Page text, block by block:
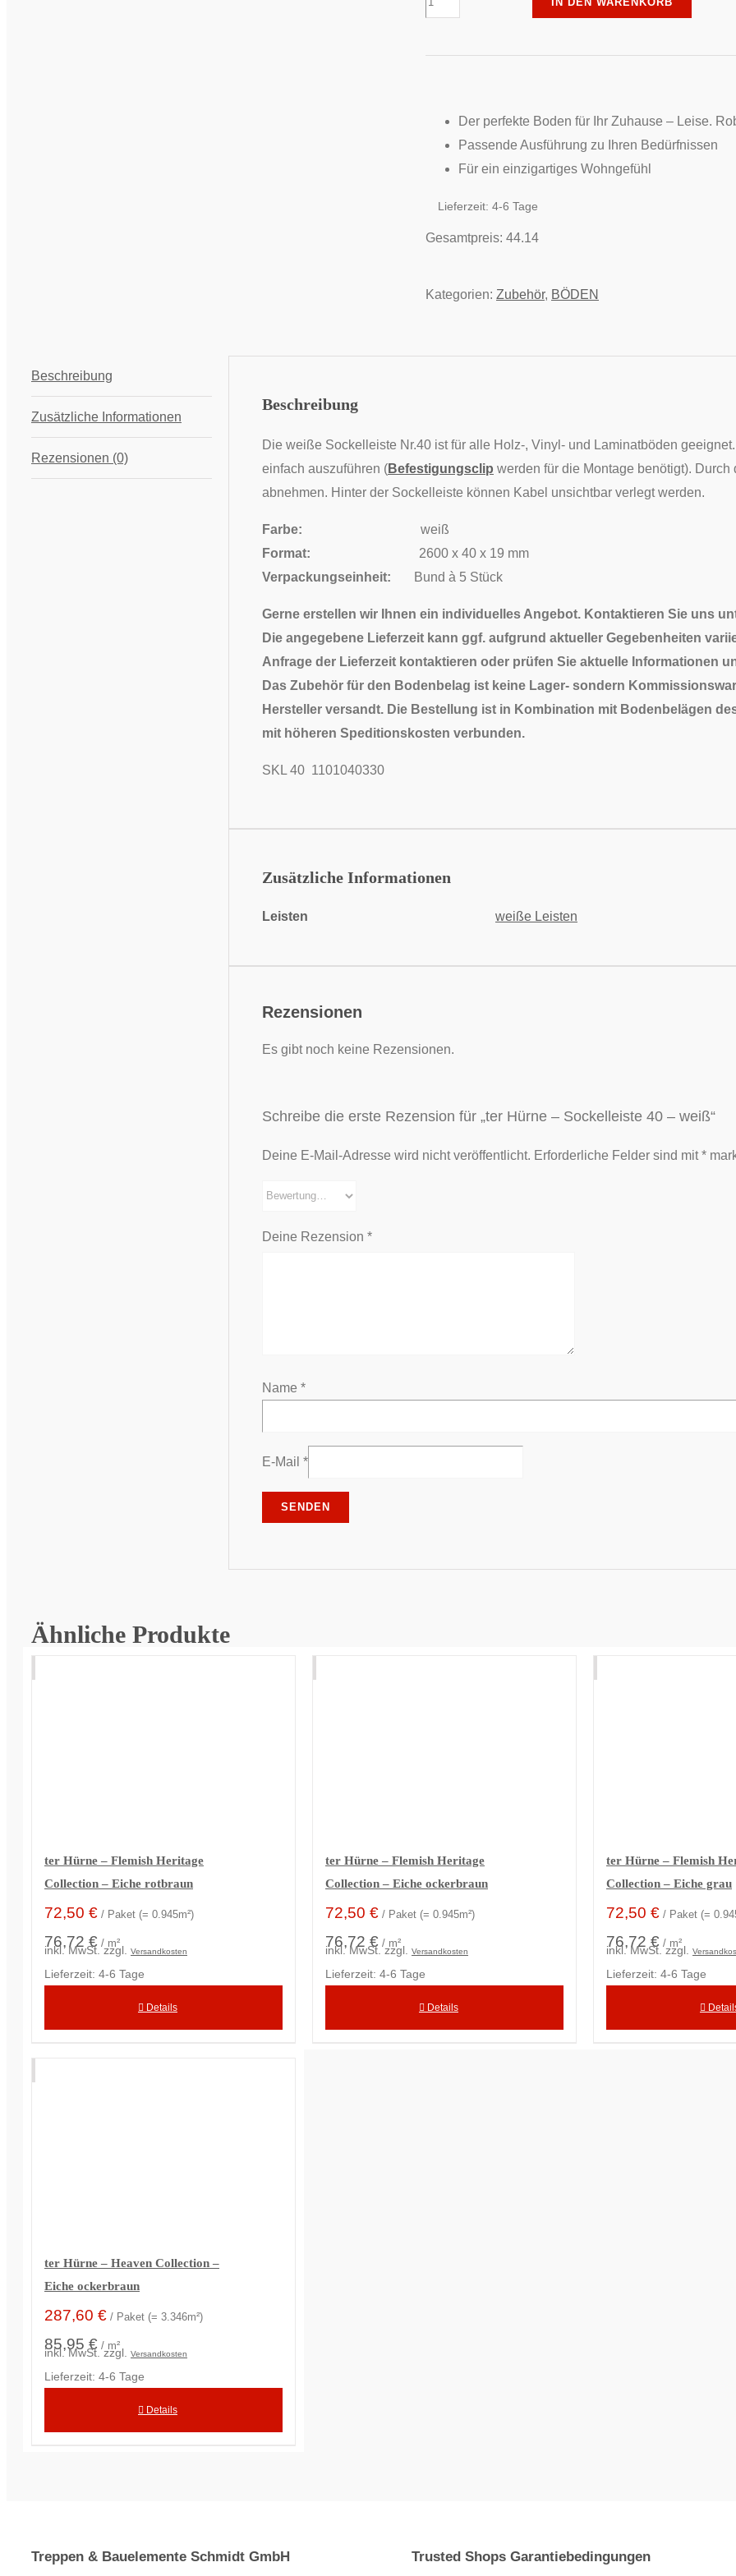
Hürne
weiß
Menge
Der perfekte Boden für Ihr Zuhause – Leise.
Passende Ausführung zu Ihren Bedürfnissen
Für ein einzigartiges Wohngefühl
Lieferzeit: 4-6 Tage
Gesamtpreis: 44.14
Kategorien: Zubehör, BÖDEN
Beschreibung
Zusätzliche Informationen
Rezensionen (0)
Beschreibung
Die weiße Sockelleiste Nr.40 ist für alle Holz-, Vinyl- und Laminatböden
einfach auszuführen (Befestigungsclip werden für die Montage benötigt).
abnehmen. Hinter der Sockelleiste können Kabel unsichtbar verlegt werden.
Farbe:
weiß
Format:
2600 x 40 x 19 mm
Verpackungseinheit:
Bund à 5 Stück
Gerne erstellen wir Ihnen ein individuelles Angebot. Kontaktieren Sie uns
Die angegebene Lieferzeit kann ggf. aufgrund aktueller Gegebenheiten
Anfrage der Lieferzeit kontaktieren oder prüfen Sie aktuelle Informationen
Das Zubehör für den Bodenbelag ist keine Lager- sondern
Hersteller versandt. Die Bestellung ist in Kombination mit Bodenbelägen
mit höheren Speditionskosten verbunden.
SKL 40 1101040330
Zusätzliche Informationen
Leisten weiße Leisten
Rezensionen
Es gibt noch keine Rezensionen.
Schreibe die erste Rezension für „ter Hürne – Sockelleiste 40 – weiß“
Deine E-Mail-Adresse wird nicht veröffentlicht. Erforderliche Felder sind mit*
Deine Rezension *
Name *
E-Mail *
Ähnliche Produkte
ter Hürne – Flemish Heritage
Collection – Eiche rotbraun
72,50 € / Paket (= 0.945m²)
76,72 € / m²
inkl. MwSt. zzgl. Versandkosten
Lieferzeit: 4-6 Tage
Details
ter Hürne – Flemish Heritage
Collection – Eiche ockerbraun
72,50 € / Paket (= 0.945m²)
76,72 € / m²
inkl. MwSt. zzgl. Versandkosten
Lieferzeit: 4-6 Tage
Details
ter Hürne – Flemish
Collection – Eiche grau
72,50 € / Paket (=
76,72 € / m²
inkl. MwSt. zzgl.
Lieferzeit: 4-6 Tage
ter Hürne – Heaven Collection –
Eiche ockerbraun
287,60 € / Paket (= 3.346m²)
85,95 € / m²
inkl. MwSt. zzgl. Versandkosten
Lieferzeit: 4-6 Tage
Details
Treppen & Bauelemente Schmidt GmbH Trusted Shops Garantiebedingungen